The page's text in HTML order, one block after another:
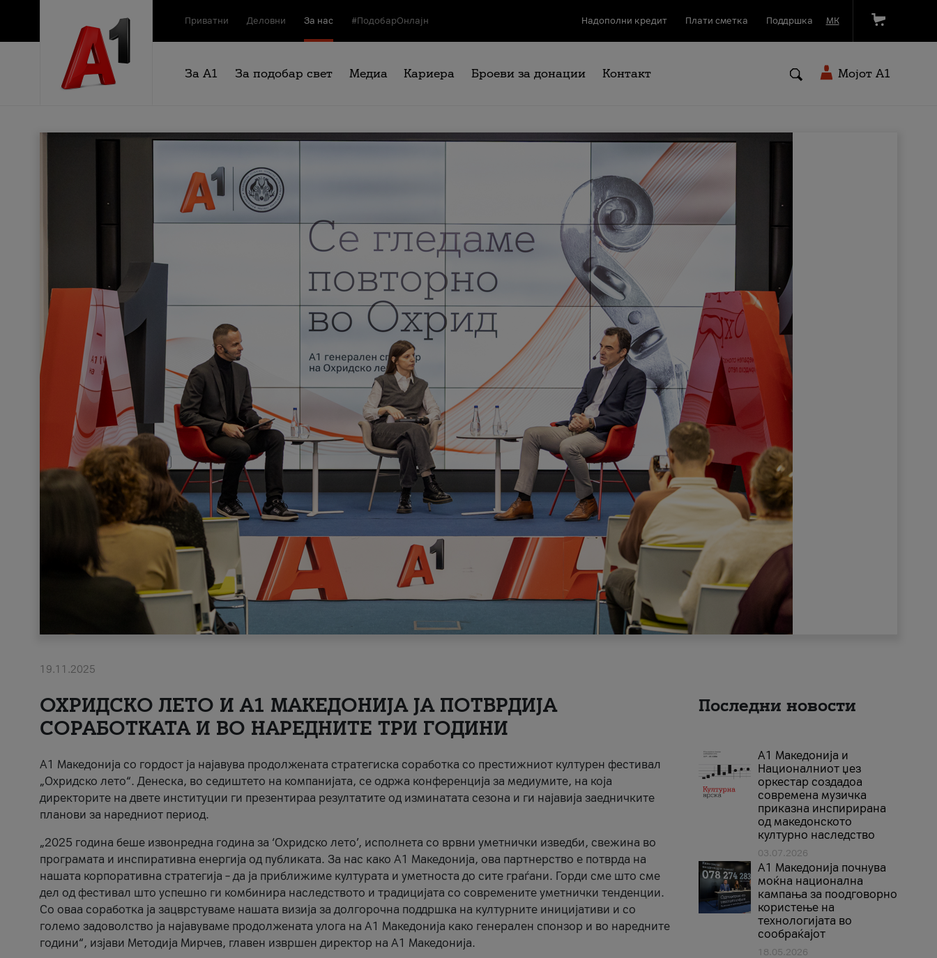
Приватни Деловни За нас #ПодобарОнлајн Надополни кредит Плати сметка Поддршка МК
За А1 За подобар свет Медиа Кариера Броеви за донации Контакт Мојот A1
19.11.2025
ОХРИДСКО ЛЕТО И A1 МАКЕДОНИЈА ЈА ПОТВРДИЈА
СОРАБОТКАТА И ВО НАРЕДНИТЕ ТРИ ГОДИНИ
A1 Македонија со гордост ја најавува продолжената стратегиска соработка со престижниот културен фестивал
„Охридско лето“. Денеска, во седиштето на компанијата, се одржа конференција за медиумите, на која
директорите на двете институции ги презентираа резултатите од изминатата сезона и ги најавија заедничките
планови за наредниот период.
„2025 година беше извонредна година за ‘Охридско лето’, исполнета со врвни уметнички изведби, свежина во
програмата и инспиративна енергија од публиката. За нас како A1 Македонија, ова партнерство е потврда на
нашата корпоративна стратегија – да ја приближиме културата и уметноста до сите граѓани. Горди сме што сме
дел од фестивал што успешно ги комбинира наследството и традицијата со современите уметнички тенденции.
Со оваа соработка ја зацврстуваме нашата визија за долгорочна поддршка на културните иницијативи и со
големо задоволство ја најавуваме продолжената улога на A1 Македонија како генерален спонзор и во наредните
години“, изјави Методија Мирчев, главен извршен директор на A1 Македонија.
Последни новости
А1 Македонија и
Националниот џез
оркестар создадоа
современа музичка
приказна инспирирана
од македонското
културно наследство
03.07.2026
A1 Македонија почнува
моќна национална
кампања за поодговорно
користење на
технологијата во
сообраќајот
18.05.2026